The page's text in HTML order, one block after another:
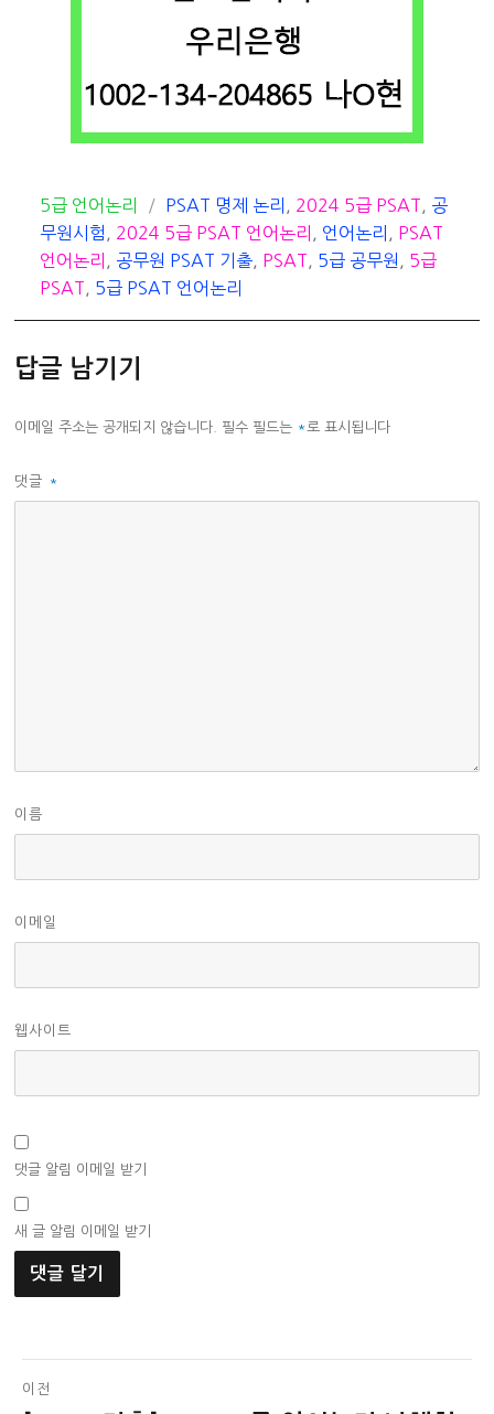
카
테
고
리
5급 언어논리
태
그
PSAT 명제 논리 2024 5급 PSAT
공
무원시험
2024 5급 PSAT 언어논리 언어논리
PSAT
언어논리
공무원 PSAT 기출 PSAT 5급 공무원
5급
PSAT
5급 PSAT 언어논리
답글 남기기
이메일 주소는 공개되지 않습니다. 필수 필드는 * 로 표시됩니다
댓글 *
이름
이메일
웹사이트
댓글 알림 이메일 받기
새 글 알림 이메일 받기
글
이전